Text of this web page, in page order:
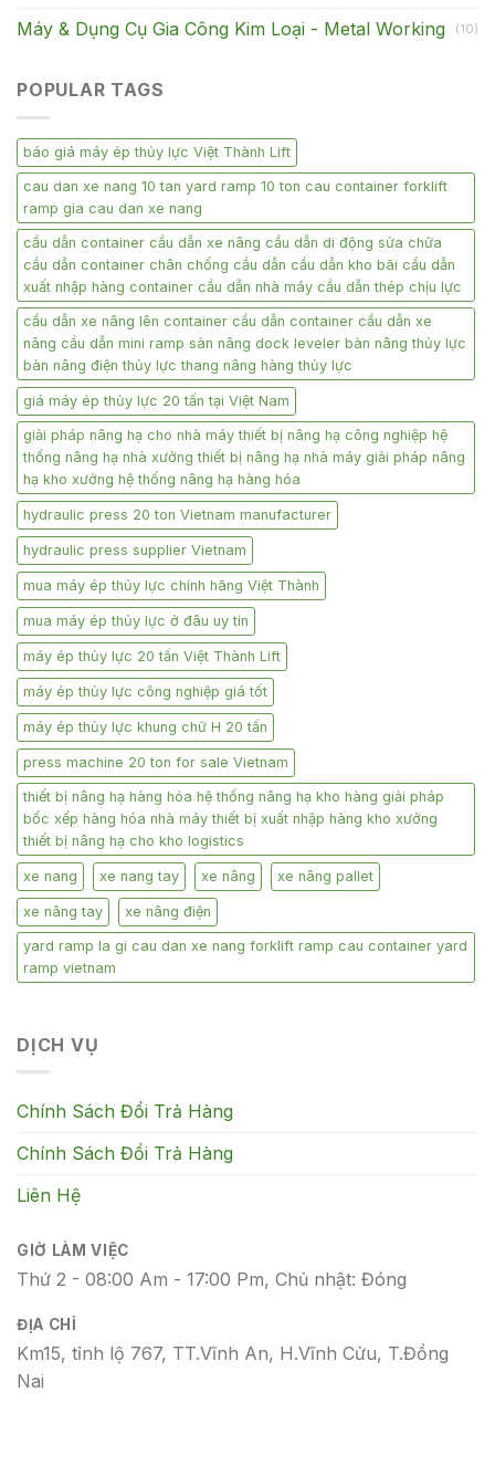
Máy & Dụng Cụ Gia Công Kim Loại - Metal Working (10)
POPULAR TAGS
báo giá máy ép thủy lực Việt Thành Lift
cau dan xe nang 10 tan yard ramp 10 ton cau container forklift
ramp gia cau dan xe nang
cầu dẫn container cầu dẫn xe nâng cầu dẫn di động sửa chữa
cầu dẫn container chân chống cầu dẫn cầu dẫn kho bãi cầu dẫn
xuất nhập hàng container cầu dẫn nhà máy cầu dẫn thép chịu lực
cầu dẫn xe nâng lên container cầu dẫn container cầu dẫn xe
nâng cầu dẫn mini ramp sàn nâng dock leveler bàn nâng thủy lực
bàn nâng điện thủy lực thang nâng hàng thủy lực
giá máy ép thủy lực 20 tấn tại Việt Nam
giải pháp nâng hạ cho nhà máy thiết bị nâng hạ công nghiệp hệ
thống nâng hạ nhà xưởng thiết bị nâng hạ nhà máy giải pháp nâng
hạ kho xưởng hệ thống nâng hạ hàng hóa
hydraulic press 20 ton Vietnam manufacturer
hydraulic press supplier Vietnam
mua máy ép thủy lực chính hãng Việt Thành
mua máy ép thủy lực ở đâu uy tín
máy ép thủy lực 20 tấn Việt Thành Lift
máy ép thủy lực công nghiệp giá tốt
máy ép thủy lực khung chữ H 20 tấn
press machine 20 ton for sale Vietnam
thiết bị nâng hạ hàng hóa hệ thống nâng hạ kho hàng giải pháp
bốc xếp hàng hóa nhà máy thiết bị xuất nhập hàng kho xưởng
thiết bị nâng hạ cho kho logistics
xe nang xe nang tay xe nâng xe nâng pallet
xe nâng tay xe nâng điện
yard ramp la gi cau dan xe nang forklift ramp cau container yard
ramp vietnam
DỊCH VỤ
Chính Sách Đổi Trả Hàng
Chính Sách Đổi Trả Hàng
Liên Hệ
GIỜ LÀM VIỆC
Thứ 2 - 08:00 Am - 17:00 Pm, Chủ nhật: Đóng
ĐỊA CHỈ
Km15, tỉnh lộ 767, TT.Vĩnh An, H.Vĩnh Cửu, T.Đồng
Nai